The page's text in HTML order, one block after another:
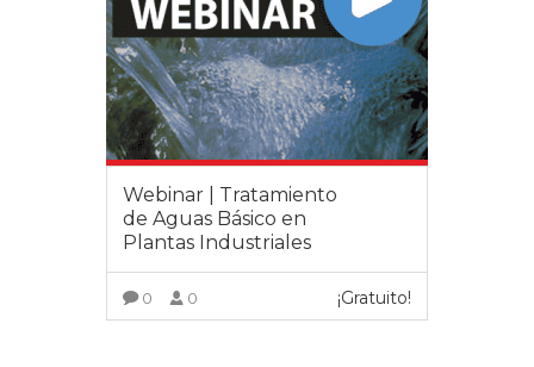
Webinar | Tratamiento
de Aguas Básico en
Plantas Industriales
0 0 ¡Gratuito!